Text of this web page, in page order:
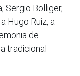
Sergio Bolliger,
Hugo Ruiz, a
de
tradicional